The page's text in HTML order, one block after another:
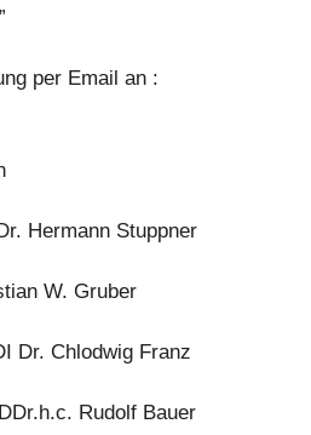
per Email an :
Hermann Stuppner
W. Gruber
Dr. Chlodwig Franz
Rudolf Bauer